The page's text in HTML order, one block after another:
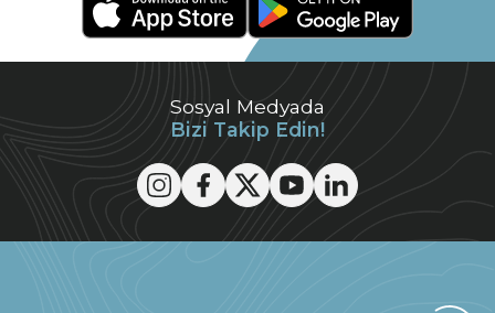
Sosyal Medyada
Bizi Takip Edin!